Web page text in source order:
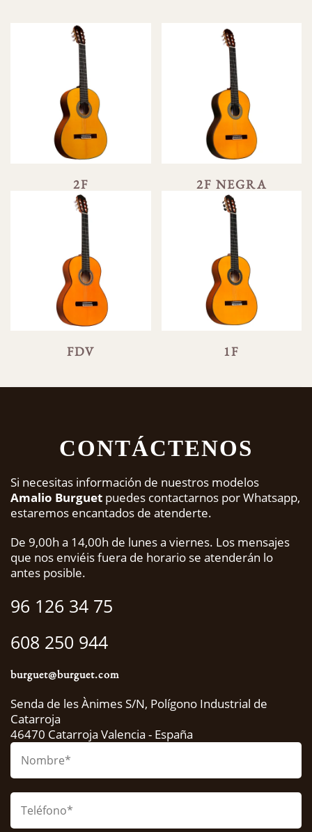
2F 2F NEGRA
FDV 1F
CONTÁCTENOS
Si necesitas información de nuestros modelos
Amalio Burguet puedes contactarnos por Whatsapp,
estaremos encantados de atenderte.
De 9,00h a 14,00h de lunes a viernes. Los mensajes
que nos enviéis fuera de horario se atenderán lo
antes posible.
96 126 34 75
608 250 944
burguet@burguet.com
Senda de les Ànimes S/N, Polígono Industrial de
Catarroja
46470 Catarroja Valencia - España